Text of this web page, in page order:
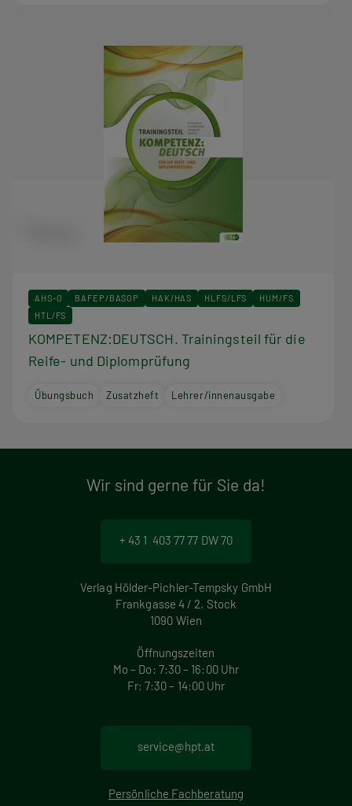
AHS-O BAFEP/BASOP HAK/HAS HLFS/LFS
HUM/FS
HTL/FS
KOMPETENZ:DEUTSCH. Trainingsteil für die
Reife- und Diplomprüfung
Übungsbuch Zusatzheft Lehrer/innenausgabe
Wir sind gerne für Sie da!
+ 43 1 403 77 77 DW 70
Verlag Hölder-Pichler-Tempsky GmbH
Frankgasse 4 / 2. Stock
1090 Wien
Öffnungszeiten
Mo – Do: 7:30 – 16:00 Uhr
Fr: 7:30 – 14:00 Uhr
service@hpt.at
Persönliche Fachberatung